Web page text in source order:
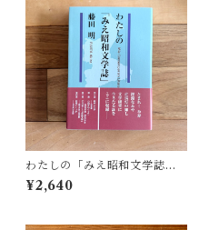
わたしの「みえ昭和文学誌」 |
藤田 明
¥2,640